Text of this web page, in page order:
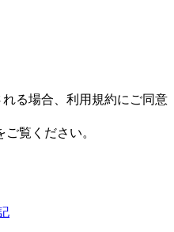
る場合、 利用規約にご同意
ご覧ください。